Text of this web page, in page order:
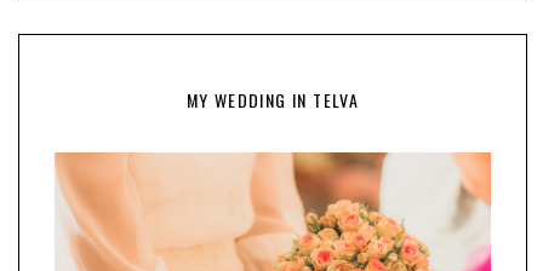
MY WEDDING IN TELVA